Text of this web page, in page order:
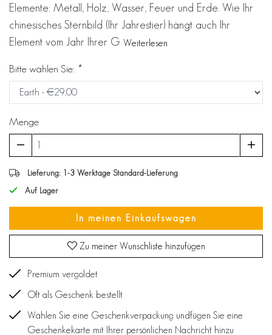
Elemente: Metall, Holz, Wasser, Feuer und Erde. Wie Ihr
chinesisches Sternbild (Ihr Jahrestier) hängt auch Ihr
Element vom Jahr Ihrer G Weiterlesen
Bitte wählen Sie: *
Menge
Lieferung: 1-3 Werktage Standard-Lieferung
Auf Lager
In meinen Einkaufswagen
Zu meiner Wunschliste hinzufügen
Premium vergoldet
Oft als Geschenk bestellt
Wählen Sie eine Geschenkverpackung undfügen Sie eine
Geschenkekarte mit Ihrer persönlichen Nachricht hinzu